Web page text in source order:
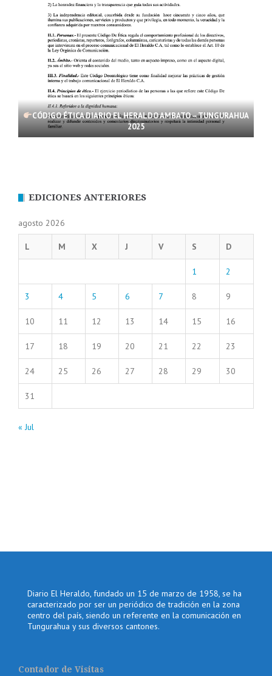
CÓDIGO ÉTICA DIARIO EL HERALDO AMBATO – TUNGURAHUA
2025
EDICIONES ANTERIORES
agosto 2026
L M X J V S D
1 2
3 4 5 6 7 8 9
10 11 12 13 14 15 16
17 18 19 20 21 22 23
24 25 26 27 28 29 30
31
« Jul
Diario El Heraldo, fundado un 15 de marzo de 1958, se ha
caracterizado por ser un periódico de tradición en la zona
centro del país, siendo un referente en la comunicación en
Tungurahua y sus diversos cantones.
Contador de Visitas